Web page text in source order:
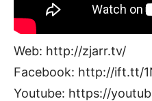
Web: http://zjarr.tv/
Facebook: http://ift.tt/
Youtube: https://